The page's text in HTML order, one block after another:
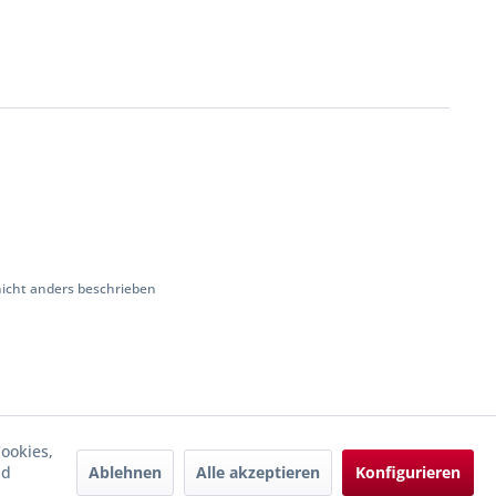
anders beschrieben
Ablehnen Alle akzeptieren Konfigurieren